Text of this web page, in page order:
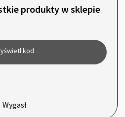
produkty w sklepie
kod
Wygasł